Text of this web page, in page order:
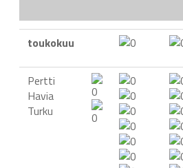
toukokuu
Pertti
Havia
Turku